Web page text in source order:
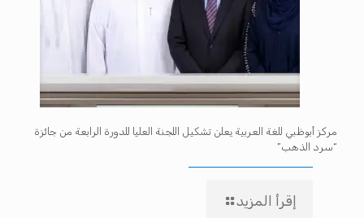
مركز أبوظبي للغة العربية يعلن تشكيل اللجنة العليا للدورة الرابعة من جائزة
“سرد الذهب”
إقرأ المزيد